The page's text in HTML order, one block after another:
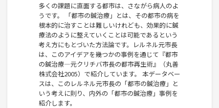
多くの課題に直面する都市は、さながら病人のよ
うです。 「都市の鍼治療」とは、その都市の病を
根本的に治すことは難しいけれども、効果的に鍼
療法のように整えていくことは可能であるという
考え方にもとづいた方法論です。レルネル元市長
は、このアイデアを幾つかの事例を通じて『都市
の鍼治療―元クリチバ市長の都市再生術』（丸善
株式会社2005）で紹介しています。 本データベー
スは、このレルネル元市長の「都市の鍼治療」と
いう考えに則り、内外の「都市の鍼治療」事例を
紹介します。